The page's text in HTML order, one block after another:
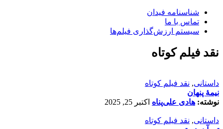
شناسنامه فیدان
تماس با ما
سیستم ارزش‌گذاری فیلم‌ها
نقد فیلم کوتاه
داستانی, نقد فیلم کوتاه
نیمۀ پنهان
نوشته: هادی علی‌پناه اکتبر 25, 2025
داستانی, نقد فیلم کوتاه